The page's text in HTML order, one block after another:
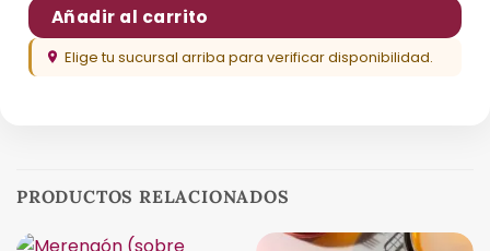
Añadir al carrito
Elige tu sucursal arriba para verificar disponibilidad.
PRODUCTOS RELACIONADOS